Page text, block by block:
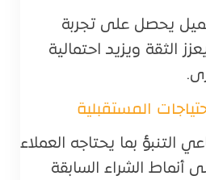
يحصل على تجربة
الثقة ويزيد احتمالية
المستقبلية
التنبؤ بما يحتاجه العملاء
أنماط الشراء السابقة